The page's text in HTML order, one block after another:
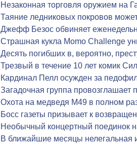
Незаконная торговля оружием на
Таяние ледниковых покровов
Джефф Безос обвиняет
Страшная кукла Momo Challenge
Десять погибших в, вероятно,
Трезвый в течение 10 лет комик
Кардинал Пелл осужден за
Загадочная группа провозглашает
Охота на медведя М49 в полном
Босс газеты призывает к
Необычный концертный поединок
В ближайшие месяцы нелегальная